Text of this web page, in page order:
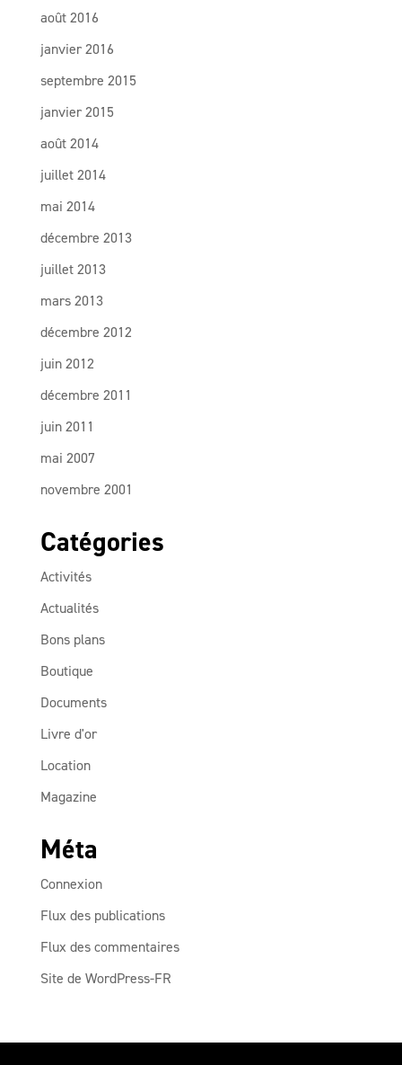
août 2016
janvier 2016
septembre 2015
janvier 2015
août 2014
juillet 2014
mai 2014
décembre 2013
juillet 2013
mars 2013
décembre 2012
juin 2012
décembre 2011
juin 2011
mai 2007
novembre 2001
Catégories
Activités
Actualités
Bons plans
Boutique
Documents
Livre d'or
Location
Magazine
Méta
Connexion
Flux des publications
Flux des commentaires
Site de WordPress-FR